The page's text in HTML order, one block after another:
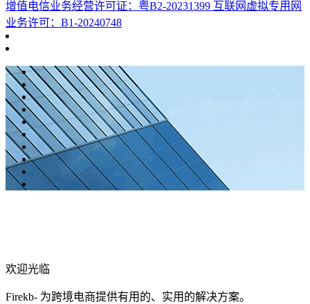
增值电信业务经营许可证：粤B2-20231399 互联网虚拟专用网
业务许可：B1-20240748
欢迎光临
Firekb- 为跨境电商提供有用的、实用的解决方案。